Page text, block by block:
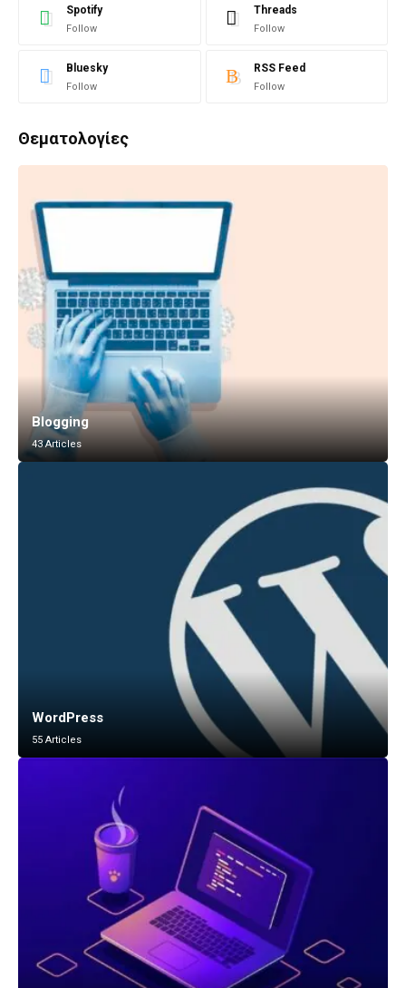
Spotify
Follow
Threads
Follow
Bluesky
Follow
RSS Feed
Follow
Θεματολογίες
Blogging
43 Articles
WordPress
55 Articles